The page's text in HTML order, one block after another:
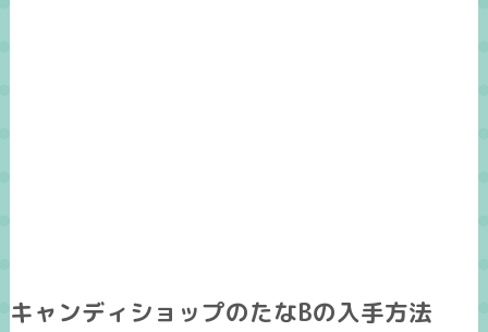
キャンディショップのたなBの入手方法